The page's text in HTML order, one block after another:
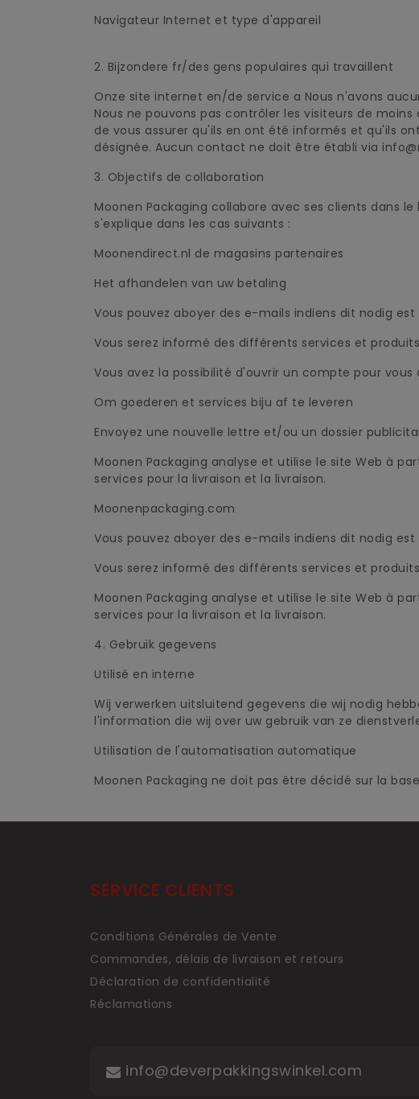
Navigateur Internet et type d'appareil
2. Bijzondere fr/des gens populaires qui travaillent
Onze site internet en/de service a Nous n'avons
Nous ne pouvons pas contrôler les visiteurs de
de vous assurer qu'ils en ont été informés et qu'ils
désignée. Aucun contact ne doit être établi via
3. Objectifs de collaboration
Moonen Packaging collabore avec ses clients dans
s'explique dans les cas suivants :
Moonendirect.nl de magasins partenaires
Het afhandelen van uw betaling
Vous pouvez aboyer des e-mails indiens dit nodig
Vous serez informé des différents services et produits
Vous avez la possibilité d'ouvrir un compte pour vous
Om goederen et services biju af te leveren
Envoyez une nouvelle lettre et/ou un dossier
Moonen Packaging analyse et utilise le site Web à
services pour la livraison et la livraison.
Moonenpackaging.com
Vous pouvez aboyer des e-mails indiens dit nodig
Vous serez informé des différents services et produits
Moonen Packaging analyse et utilise le site Web à
services pour la livraison et la livraison.
4. Gebruik gegevens
Utilisé en interne
Wij verwerken uitsluitend gegevens die wij nodig
l'information die wij over uw gebruik van ze
Utilisation de l'automatisation automatique
Moonen Packaging ne doit pas être décidé sur la
SERVICE CLIENTS
Conditions Générales de Vente
Commandes, délais de livraison et retours
Déclaration de confidentialité
Réclamations
info@deverpakkingswinkel.com